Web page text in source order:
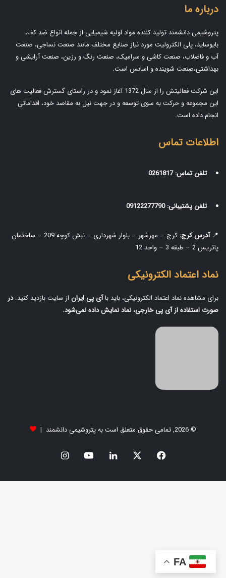
درباره ما
پتروشیمی دانشمند تولید کننده مواد اولیه شیمیایی از جمله انواع ضد کف،
بایوساید، پلی الکترولیت مورد نیاز صنایع مختلف مانند صنعت نساجی، صنعت
آب و فاضلاب، صنعت کاشی و سرامیک، صنعت رنگ و رزین، صنعت آرایشی و
بهداشتی،صنعت شوینده و اسانس است.
این شرکت فعالیتش را از سال 1372 آغاز نمود و در راستای گسترش فعالیت های
این مجموعه و حرکت به سوی توسعه و در جهت نیل به مقاصد خود، اقداماتی
انجام داده است.
اطلاعات تماس
تلفن تماس: 0261817
تلفن پشتیبانی: 09122277790
📍آدرس کرج:
کرج – مهرشهر – بلوار شهرداری – نبش کوچه 209 – ساختمان
پاتریس 2 – طبقه 3 – واحد 12
نماد اعتماد الکترونیکی
برای مشاهده نماد اعتماد الکترونیکی، باید باآی‌ پی ایران از سایت بازدید کنید.در
صورت استفاده از آی‌ پی خارجی، نماد نمایش داده نمی‌شود.
© 2026, تمامی حقوق متعلق است به پتروشیمی دانشمند |
FA